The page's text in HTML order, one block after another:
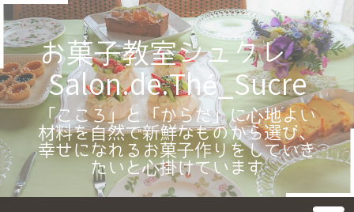
お菓子教室シュクレ
Salon.de.Thé_Sucre
「こころ」と「からだ」に心地よい
材料を自然で新鮮なものから選び、
幸せになれるお菓子作りをしていき
たいと心掛けています